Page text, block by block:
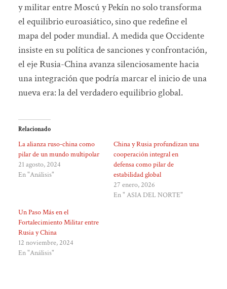
y militar entre Moscú y Pekín no solo transforma
el equilibrio euroasiático, sino que redefine el
mapa del poder mundial. A medida que Occidente
insiste en su política de sanciones y confrontación,
el eje Rusia-China avanza silenciosamente hacia
una integración que podría marcar el inicio de una
nueva era: la del verdadero equilibrio global.
Relacionado
La alianza ruso-china como
pilar de un mundo multipolar
21 agosto, 2024
En "Análisis"
China y Rusia profundizan una
cooperación integral en
defensa como pilar de
estabilidad global
27 enero, 2026
En " ASIA DEL NORTE"
Un Paso Más en el
Fortalecimiento Militar entre
Rusia y China
12 noviembre, 2024
En "Análisis"